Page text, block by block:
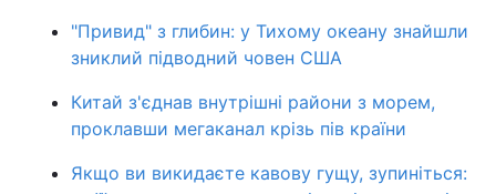
"Привид" з глибин: у Тихому океану знайшли
зниклий підводний човен США
Китай з'єднав внутрішні райони з морем,
проклавши мегаканал крізь пів країни
Якщо ви викидаєте кавову гущу, зупиніться: